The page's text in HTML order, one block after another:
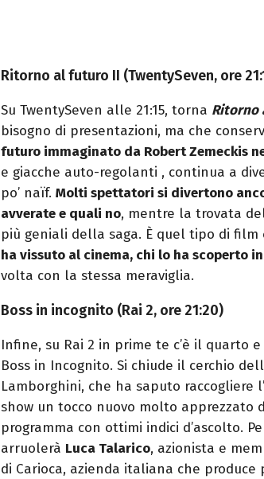
Ritorno al futuro II (TwentySeven, ore
Su TwentySeven alle 21:15, torna Ritorno
bisogno di presentazioni, ma che
futuro immaginato da Robert Zemeckis
e giacche auto-regolanti , continua a
po’ naïf. Molti spettatori si divertono
avverate e quali no, mentre la trovata
più geniali della saga. È quel tipo di film
ha vissuto al cinema, chi lo ha scoperto in
volta con la stessa meraviglia.
Boss in incognito (Rai 2, ore 21:20)
Infine, su Rai 2 in prime te c’è il quarto
Boss in Incognito. Si chiude il cerchio
Lamborghini, che ha saputo raccogliere
show un tocco nuovo molto apprezzato
programma con ottimi indici d’ascolto.
arruolerà Luca Talarico, azionista e
di Carioca, azienda italiana che produce